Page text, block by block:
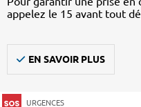
appelez le 15 avant tout
EN SAVOIR PLUS
URGENCES